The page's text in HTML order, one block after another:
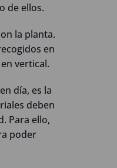
de ellos.
la planta.
en
vertical.
día, es la
deben
Para ello,
poder